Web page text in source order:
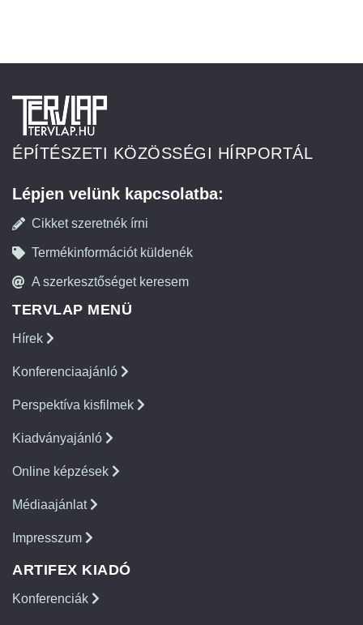
ÉPÍTÉSZETI KÖZÖSSÉGI HÍRPORTÁL
Lépjen velünk kapcsolatba:
Cikket szeretnék írni
Termékinformációt küldenék
A szerkesztőséget keresem
TERVLAP MENÜ
Hírek
Konferenciaajánló
Perspektíva kisfilmek
Kiadványajánló
Online képzések
Médiaajánlat
Impresszum
ARTIFEX KIADÓ
Konferenciák